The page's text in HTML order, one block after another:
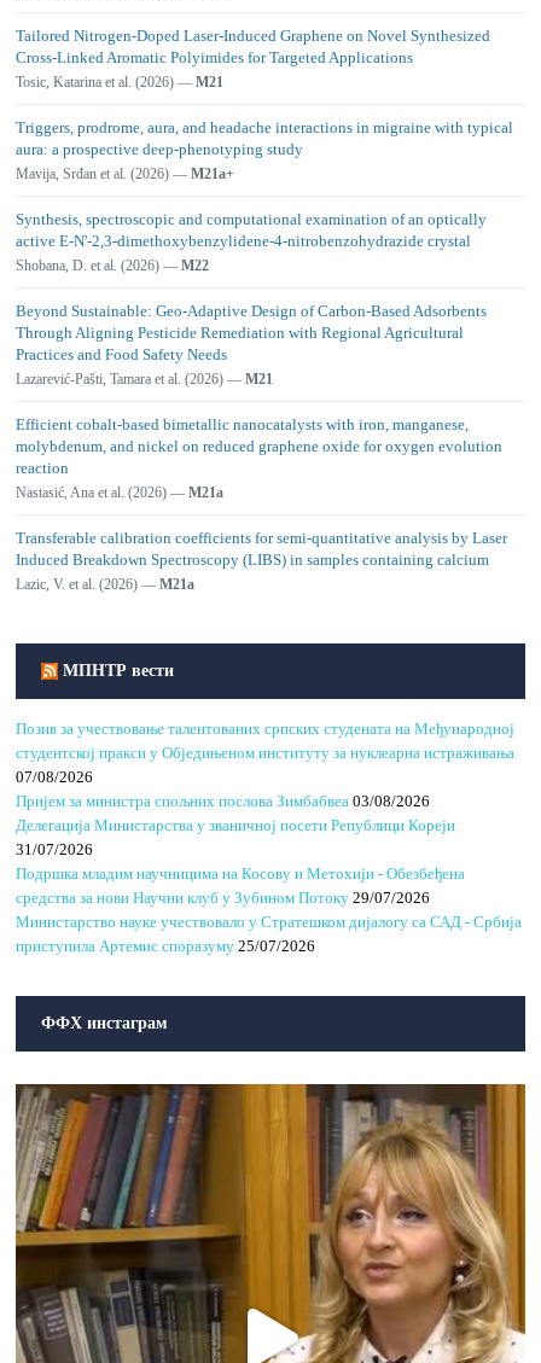
Tailored Nitrogen-Doped Laser-Induced Graphene on Novel Synthesized
Cross-Linked Aromatic Polyimides for Targeted Applications
Tosic, Katarina et al. (2026) —M21
Triggers, prodrome, aura, and headache interactions in migraine with typical
aura: a prospective deep-phenotyping study
Mavija, Srđan et al. (2026) —M21a+
Synthesis, spectroscopic and computational examination of an optically
active E-N'-2,3-dimethoxybenzylidene-4-nitrobenzohydrazide crystal
Shobana, D. et al. (2026) —M22
Beyond Sustainable: Geo-Adaptive Design of Carbon-Based Adsorbents
Through Aligning Pesticide Remediation with Regional Agricultural
Practices and Food Safety Needs
Lazarević-Pašti, Tamara et al. (2026) —M21
Efficient cobalt-based bimetallic nanocatalysts with iron, manganese,
molybdenum, and nickel on reduced graphene oxide for oxygen evolution
reaction
Nastasić, Ana et al. (2026) —M21a
Transferable calibration coefficients for semi-quantitative analysis by Laser
Induced Breakdown Spectroscopy (LIBS) in samples containing calcium
Lazic, V. et al. (2026) —M21a
МПНТР вести
Позив за учествовање талентованих српских студената на Међународној
студентској пракси у Обједињеном институту за нуклеарна истраживања
07/08/2026
Пријем за министра спољних послова Зимбабвеа 03/08/2026
Делегација Министарства у званичној посети Републици Кореји
31/07/2026
Подршка младим научницима на Косову и Метохији - Обезбеђена
средства за нови Научни клуб у Зубином Потоку 29/07/2026
Министарство науке учествовало у Стратешком дијалогу са САД - Србија
приступила Артемис споразуму 25/07/2026
ФФХ инстаграм